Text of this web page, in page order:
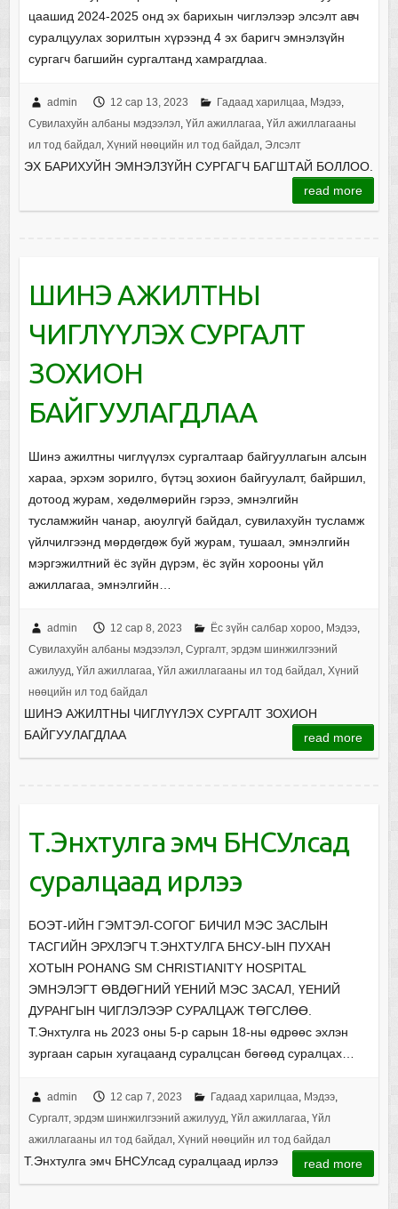
цаашид 2024-2025 онд эх барихын чиглэлээр элсэлт авч
суралцуулах зорилтын хүрээнд 4 эх баригч эмнэлзүйн
сургагч багшийн сургалтанд хамрагдлаа.
admin 12 сар 13, 2023 Гадаад харилцаа, Мэдээ,
Сувилахуйн албаны мэдээлэл, Үйл ажиллагаа, Үйл ажиллагааны
ил тод байдал, Хүний нөөцийн ил тод байдал, Элсэлт
ЭХ БАРИХУЙН ЭМНЭЛЗҮЙН СУРГАГЧ БАГШТАЙ БОЛЛОО.
read more
ШИНЭ АЖИЛТНЫ
ЧИГЛҮҮЛЭХ СУРГАЛТ
ЗОХИОН
БАЙГУУЛАГДЛАА
Шинэ ажилтны чиглүүлэх сургалтаар байгууллагын алсын
хараа, эрхэм зорилго, бүтэц зохион байгуулалт, байршил,
дотоод журам, хөдөлмөрийн гэрээ, эмнэлгийн
тусламжийн чанар, аюулгүй байдал, сувилахуйн тусламж
үйлчилгээнд мөрдөгдөж буй журам, тушаал, эмнэлгийн
мэргэжилтний ёс зүйн дүрэм, ёс зүйн хорооны үйл
ажиллагаа, эмнэлгийн…
admin 12 сар 8, 2023 Ёс зүйн салбар хороо, Мэдээ,
Сувилахуйн албаны мэдээлэл, Сургалт, эрдэм шинжилгээний
ажилууд, Үйл ажиллагаа, Үйл ажиллагааны ил тод байдал, Хүний
нөөцийн ил тод байдал
ШИНЭ АЖИЛТНЫ ЧИГЛҮҮЛЭХ СУРГАЛТ ЗОХИОН
БАЙГУУЛАГДЛАА
read more
Т.Энхтулга эмч БНСУлсад
суралцаад ирлээ
БОЭТ-ИЙН ГЭМТЭЛ-СОГОГ БИЧИЛ МЭС ЗАСЛЫН
ТАСГИЙН ЭРХЛЭГЧ Т.ЭНХТУЛГА БНСУ-ЫН ПУХАН
ХОТЫН POHANG SM CHRISTIANITY HOSPITAL
ЭМНЭЛЭГТ ӨВДӨГНИЙ ҮЕНИЙ МЭС ЗАСАЛ, ҮЕНИЙ
ДУРАНГЫН ЧИГЛЭЛЭЭР СУРАЛЦАЖ ТӨГСЛӨӨ.
Т.Энхтулга нь 2023 оны 5-р сарын 18-ны өдрөөс эхлэн
зургаан сарын хугацаанд суралцсан бөгөөд суралцах…
admin 12 сар 7, 2023 Гадаад харилцаа, Мэдээ,
Сургалт, эрдэм шинжилгээний ажилууд, Үйл ажиллагаа, Үйл
ажиллагааны ил тод байдал, Хүний нөөцийн ил тод байдал
Т.Энхтулга эмч БНСУлсад суралцаад ирлээ read more